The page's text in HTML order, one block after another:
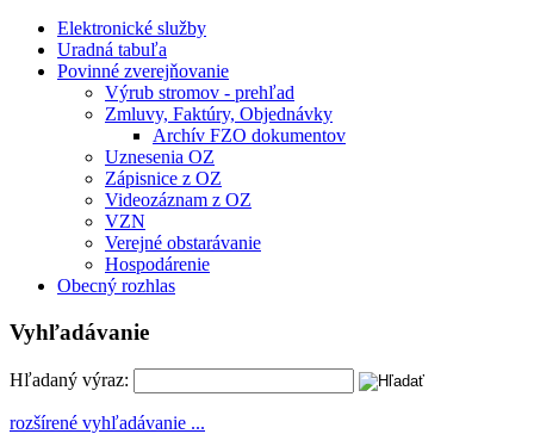
Elektronické služby
Uradná tabuľa
Povinné zverejňovanie
Výrub stromov - prehľad
Zmluvy, Faktúry, Objednávky
Archív FZO dokumentov
Uznesenia OZ
Zápisnice z OZ
Videozáznam z OZ
VZN
Verejné obstarávanie
Hospodárenie
Obecný rozhlas
Vyhľadávanie
Hľadaný výraz:
rozšírené vyhľadávanie ...